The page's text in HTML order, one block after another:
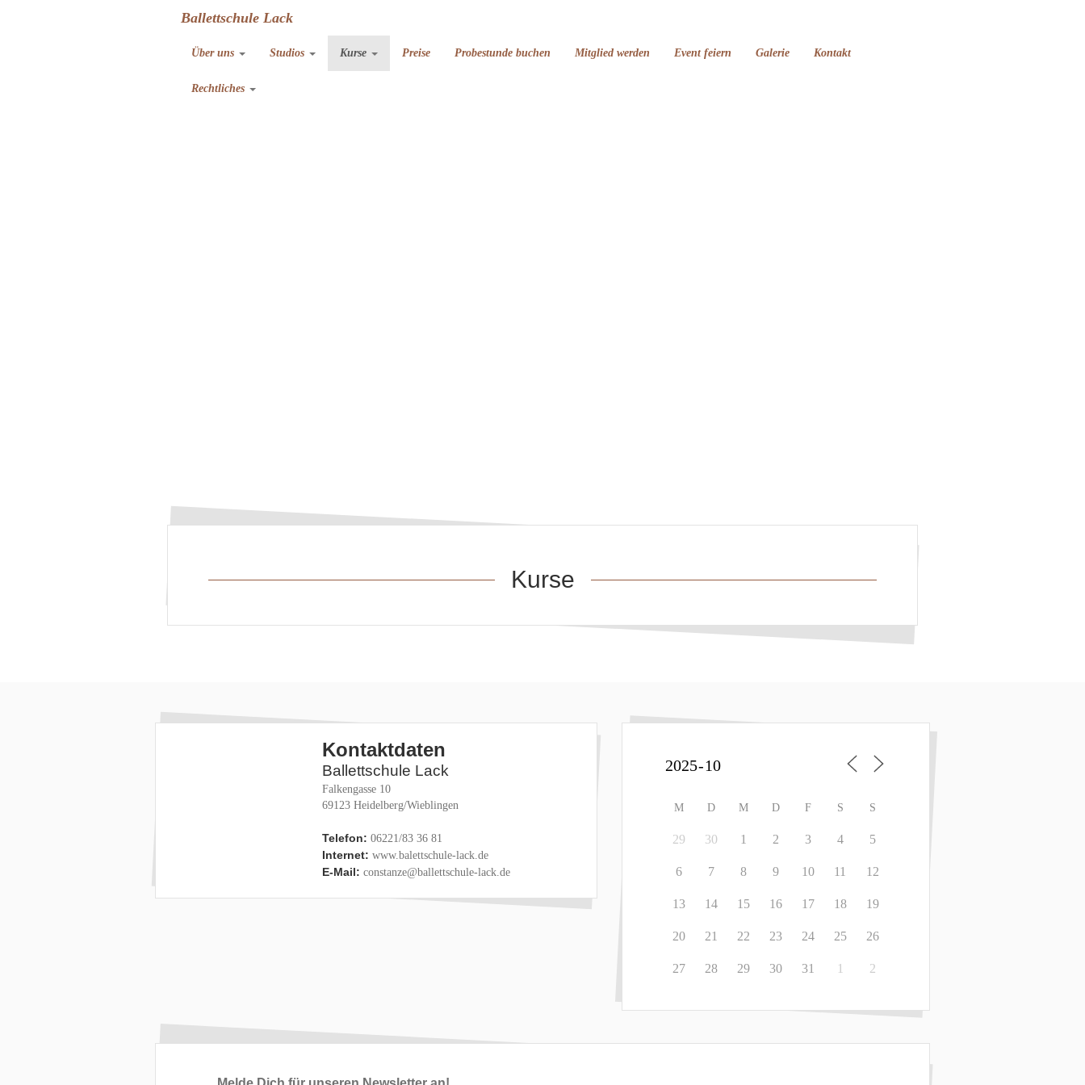
Ballettschule Lack
Über uns Studios Kurse Preise Probestunde buchen Mitglied werden Event feiern Galerie Kontakt
Rechtliches
Kurse
Kontaktdaten
Ballettschule Lack
Falkengasse 10
69123 Heidelberg/Wieblingen
Telefon: 06221/83 36 81
Internet: www.balettschule-lack.de
E-Mail: constanze@ballettschule-lack.de
M D M D F S S
29 30 1 2 3 4 5
6 7 8 9 10 11 12
13 14 15 16 17 18 19
20 21 22 23 24 25 26
27 28 29 30 31 1 2